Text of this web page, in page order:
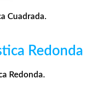
Cuadrada.
Redonda
Redonda.